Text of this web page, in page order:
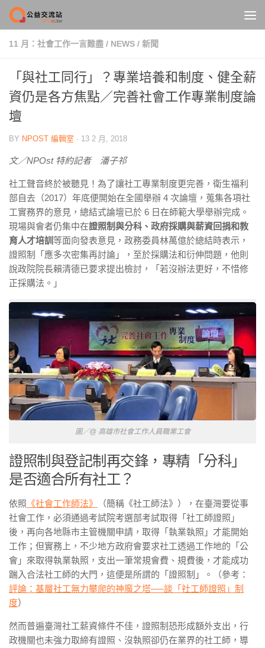
Skip to content
11 月：社會工作一言難盡 / NEWS / 新聞
「與社工同行」？專業培養和制度、健全薪
資仍是各方焦點／完善社會工作專業制度論
壇
BY NPOST 編輯室 · 13 2 月, 2018
文／NPOst 特約記者 潘子祁
社工聲音終於被聽見！為了讓社工專業制度更完善，衛生福利
部自去（2017）年底便開始在全國舉辦 4 次論壇，蒐集各項社
工實務界的意見，總結式論壇已於 6 日在師範大學舉辦完成。
現場與會者仍集中在證照制與分科、政府採購與薪資回捐和教
育人才培訓 等面向發表意見，政務委員林萬億於總結時表示，
證照制「應多次密集再討論」，至於採購法和衍伸問題，他則
說政院院長賴清德已要求提出檢討，「若沒辦法更好，不惜修
正採購法。」
圖／@ 高雄市社會工作人員職業工會
證照制與登記制再交鋒，專精「分科」
是否適合所有社工？
依照 《社會工作師法》
（簡稱《社工師法》），在臺灣要從事
社會工作，必須通過考試院考選部考試取得「社工師證照」
後，再向各地縣市主管機關申請，取得「執業執照」才能開始
工作；但實務上，不少地方政府會要求社工透過工作地的「公
會」來取得執業執照，支出一筆常規會費、規費後，才能成功
踹入合法社工師的大門，這便是所謂的「證照制」。（參考：
評論：基層社工無力攀爬的神魔之塔──談「社工師證照」制
度）
然而普遍臺灣社工薪資條件不佳，證照制恐形成額外支出，行
政機關也未強力取締有證照、沒執照卻仍在業界的社工師，導